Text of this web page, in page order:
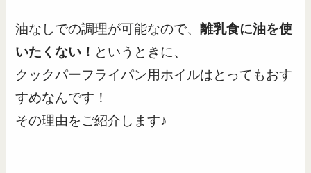
油なしでの調理が可能なので、離乳食に油を使
いたくない！ というときに、
クックパーフライパン用ホイルはとってもおす
すめなんです！
その理由をご紹介します♪